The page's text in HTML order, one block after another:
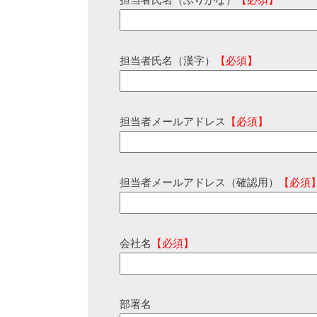
担当者氏名（漢字） 【必須】
担当者メールアドレス 【必須】
担当者メールアドレス（確認用） 【必須
会社名 【必須】
部署名